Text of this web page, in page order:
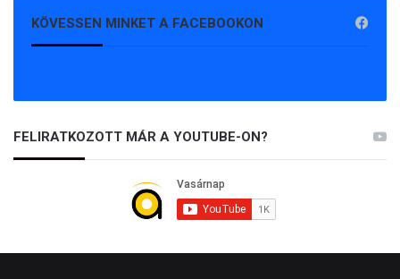
KÖVESSEN MINKET A FACEBOOKON
FELIRATKOZOTT MÁR A YOUTUBE-ON?